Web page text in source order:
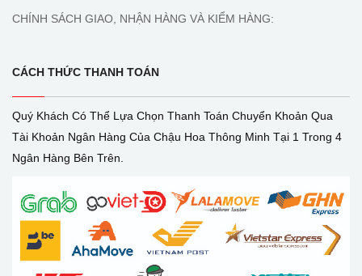
CHÍNH SÁCH GIAO, NHẬN HÀNG VÀ KIỂM HÀNG:
CÁCH THỨC THANH TOÁN
Quý Khách Có Thể Lựa Chọn Thanh Toán Chuyển Khoản Qua
Tài Khoản Ngân Hàng Của Chậu Hoa Thông Minh Tại 1 Trong 4
Ngân Hàng Bên Trên.